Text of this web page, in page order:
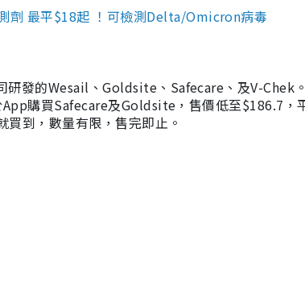
劑 最平$18起 ！可檢測Delta/Omicron病毒
研發的Wesail、Goldsite、Safecare、及V-Chek
購買Safecare及Goldsite，售價低至$186.7，
到，數量有限，售完即止。